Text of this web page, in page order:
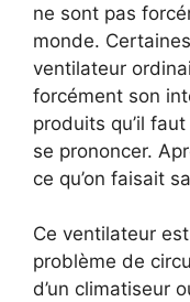
ne sont pas
monde.
ventilateur
forcément son
produits qu’il
se prononcer.
ce qu’on faisait
Ce ventilateur
problème de
d’un climatiseur